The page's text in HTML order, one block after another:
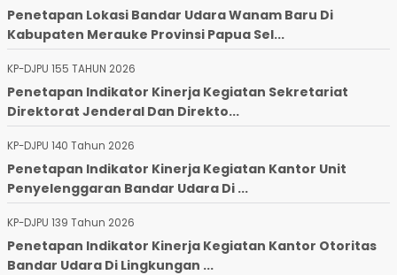
Penetapan Lokasi Bandar Udara Wanam Baru Di
Kabupaten Merauke Provinsi Papua Sel...
KP-DJPU 155 TAHUN 2026
Penetapan Indikator Kinerja Kegiatan Sekretariat
Direktorat Jenderal Dan Direkto...
KP-DJPU 140 Tahun 2026
Penetapan Indikator Kinerja Kegiatan Kantor Unit
Penyelenggaran Bandar Udara Di ...
KP-DJPU 139 Tahun 2026
Penetapan Indikator Kinerja Kegiatan Kantor Otoritas
Bandar Udara Di Lingkungan ...